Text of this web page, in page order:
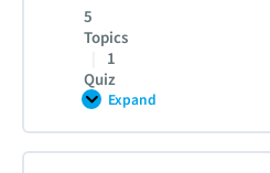
1-2. 5가지 M&A 유형 – 마블
2. 논리적인 M&A 전략이란?
5
Topics
1
Quiz
Expand
CH
–
기